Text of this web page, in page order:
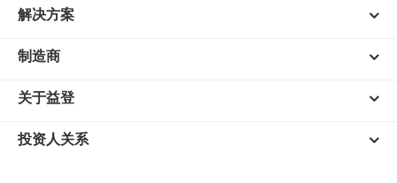
解决方案
制造商
关于益登
投资人关系